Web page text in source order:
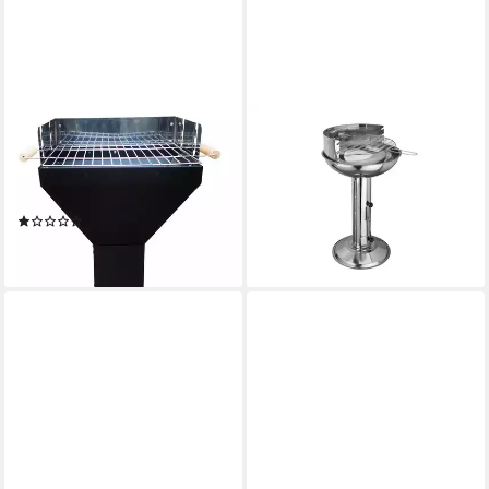
JÜRGEN WESTERHOLT GMBH
Holzkohlegrill Trichtergrill
Standsäulengrill Säulengrill
BBQ-Standgrill
lieferbar - in 2-3 Werktagen bei dir
MICHELINO
Holzkohlegrill Standgrill
Säulengrill Grill, Form: rund -
Grillrost ⌀ 35 cm
mtl. in 12 Raten
lieferbar - in 7-9 Werktagen bei dir